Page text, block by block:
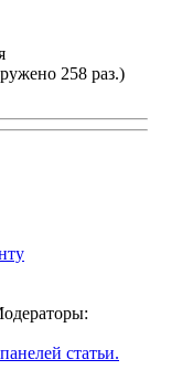
258 раз.)
статьи.